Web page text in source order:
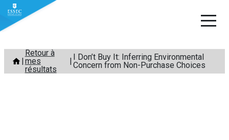
Aller
contenu
Retour à
mes
résultats
I Don’t Buy It: Inferring Environmental
Concern from Non-Purchase Choices